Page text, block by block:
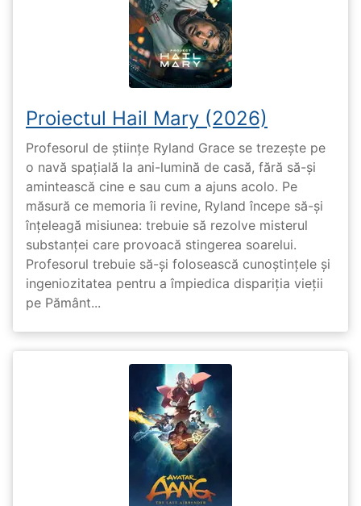
Proiectul Hail Mary (2026)
Profesorul de științe Ryland Grace se trezește pe
o navă spațială la ani-lumină de casă, fără să-și
amintească cine e sau cum a ajuns acolo. Pe
măsură ce memoria îi revine, Ryland începe să-și
înțeleagă misiunea: trebuie să rezolve misterul
substanței care provoacă stingerea soarelui.
Profesorul trebuie să-și folosească cunoștințele și
ingeniozitatea pentru a împiedica dispariția vieții
pe Pământ...